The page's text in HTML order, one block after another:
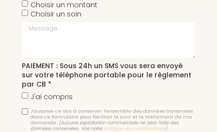
Choisir un montant
Choisir un soin
Message
PAIEMENT : Sous 24h un SMS vous sera envoyé
sur votre téléphone portable pour le règlement
par CB *
J'ai compris
J'autorise ce site à conserver l'ensemble des données transmises
dans ce formulaire pour faciliter le suivi et le traitement de ma
demande. (Aucune exploitation commerciale ne sera faite des
données conservées. Voir notre politique de confidentialité)